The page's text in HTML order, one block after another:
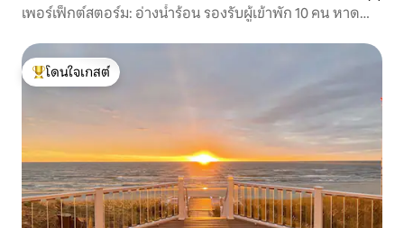
เพอร์เฟ็กต์สตอร์ม: อ่างน้ำร้อน รองรับผู้เข้าพัก 10 คน หาด
โดนใจเกสต์ที่สุด
โดนใจเกสต์